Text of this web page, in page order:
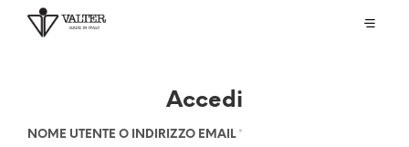
Accedi
NOME UTENTE O INDIRIZZO EMAIL *